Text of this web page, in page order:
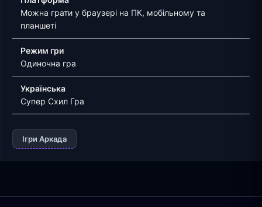
Можна грати у браузері на ПК, мобільному та
планшеті
Режим гри
Одиночна гра
Українська
Супер Схил Гра
Ігри Аркада